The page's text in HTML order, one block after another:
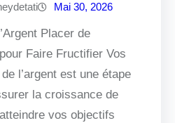
Mai 30, 2026
Placer de
Faire Fructifier Vos
l’argent est une étape
la croissance de
vos objectifs